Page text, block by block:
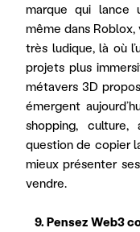
marque qui lance
même dans Roblox,
très ludique, là où
projets plus
métavers 3D
émergent
shopping,
question de copier
mieux présenter
vendre.
9. Pensez Web3